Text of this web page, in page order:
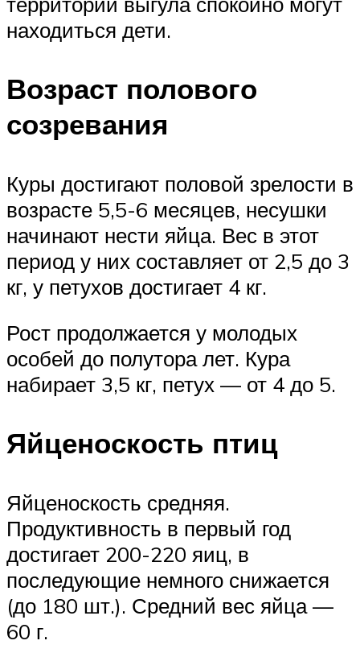
находиться дети.
Возраст полового
созревания
Куры достигают половой зрелости в
возрасте 5,5-6 месяцев, несушки
начинают нести яйца. Вес в этот
период у них составляет от 2,5 до 3
кг, у петухов достигает 4 кг.
Рост продолжается у молодых
особей до полутора лет. Кура
набирает 3,5 кг, петух — от 4 до 5.
Яйценоскость птиц
Яйценоскость средняя.
Продуктивность в первый год
достигает 200-220 яиц, в
последующие немного снижается
(до 180 шт.). Средний вес яйца —
60 г.